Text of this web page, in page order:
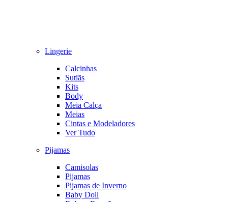
Lingerie
Calcinhas
Sutiãs
Kits
Body
Meia Calça
Meias
Cintas e Modeladores
Ver Tudo
Pijamas
Camisolas
Pijamas
Pijamas de Inverno
Baby Doll